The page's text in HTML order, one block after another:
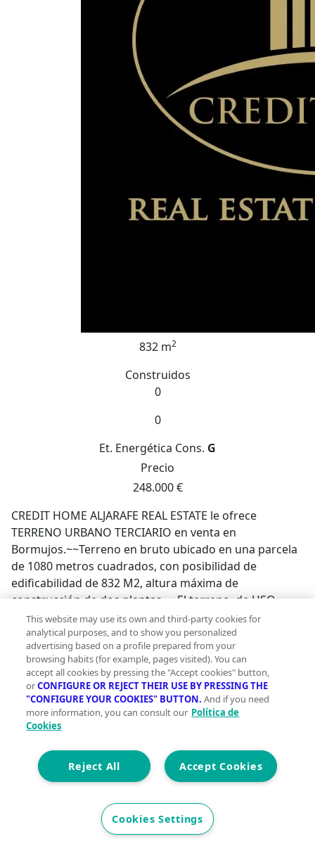
832 m2
Construidos
0
0
Et. Energética Cons. G
Precio
248.000 €
CREDIT HOME ALJARAFE REAL ESTATE le ofrece
TERRENO URBANO TERCIARIO en venta en
Bormujos.~~Terreno en bruto ubicado en una parcela
de 1080 metros cuadrados, con posibilidad de
edificabilidad de 832 M2, altura máxima de
construcción de dos plantas.~~El terreno, de USO
TERCIARIO, está vayado.~~Ubicado a escasos metros
del Campo de Fútbol y de La Avenida del
Aljarafe.~~Rodeada de todo tipo de servicios:
farmacias, restaurantes, centros educativos, espacios
deportivos, parques, etc. Y con una amplia posibilidad
de movilidad gracias a las líneas de autobuses
cercanas al inmueble.~~Es lo que estás buscando?
~~No dudes en visitarla, le atendemos sin
compromiso!~~Le atendemos también por
WhatsApp.~~En CREDIT HOME ALJARAFE REAL ESTATE,
trabajamos para ofrecer a nuestros clientes su
vivienda soñada.~~Cubrimos todas las necesidades
demandadas: casas, pisos, locales, terrenos, oficinas,
etc. y ofrecemos a nuestros clientes asesoramiento
This website may use its own and third-party cookies for
analytical purposes, and to show you personalized
advertising based on a profile prepared from your
browsing habits (for example, pages visited). You can
accept all cookies by pressing the "Accept cookies" button,
orCONFIGURE OR REJECT THEIR USE BY PRESSING THE
"CONFIGURE YOUR COOKIES" BUTTON. And if you need
more information, you can consult our Política de
Cookies
Accept Cookies
Reject All
Cookies Settings